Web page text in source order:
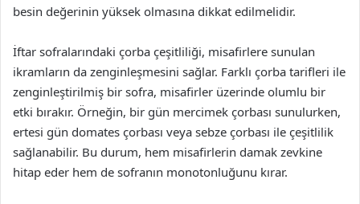
besin değerinin yüksek olmasına dikkat edilmelidir.
İftar sofralarındaki çorba çeşitliliği, misafirlere sunulan
ikramların da zenginleşmesini sağlar. Farklı çorba tarifleri ile
zenginleştirilmiş bir sofra, misafirler üzerinde olumlu bir
etki bırakır. Örneğin, bir gün mercimek çorbası sunulurken,
ertesi gün domates çorbası veya sebze çorbası ile çeşitlilik
sağlanabilir. Bu durum, hem misafirlerin damak zevkine
hitap eder hem de sofranın monotonluğunu kırar.